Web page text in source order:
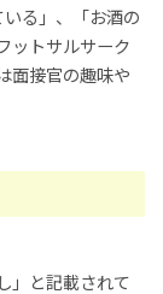
る」、「お酒の
ットサルサーク
面接官の趣味や
」と記載されて